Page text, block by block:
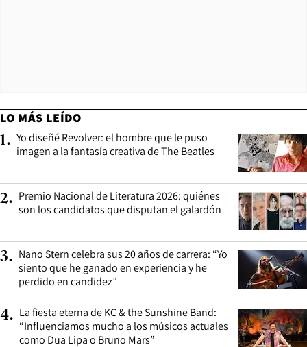
LO MÁS LEÍDO
1. Yo diseñé Revolver: el hombre que le puso
imagen a la fantasía creativa de The Beatles
2. Premio Nacional de Literatura 2026: quiénes
son los candidatos que disputan el galardón
3. Nano Stern celebra sus 20 años de carrera: “Yo
siento que he ganado en experiencia y he
perdido en candidez”
4. La fiesta eterna de KC & the Sunshine Band:
“Influenciamos mucho a los músicos actuales
como Dua Lipa o Bruno Mars”